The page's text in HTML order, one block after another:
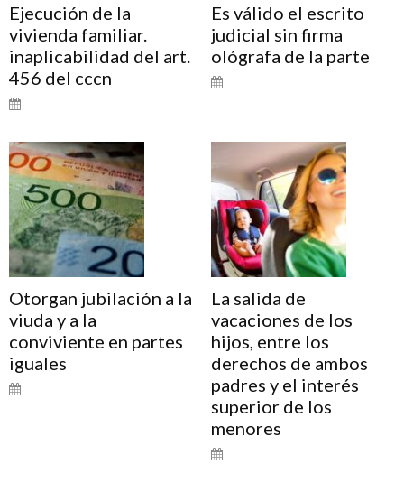
Ejecución de la
vivienda familiar.
inaplicabilidad del art.
456 del cccn
Es válido el escrito
judicial sin firma
ológrafa de la parte
Otorgan jubilación a la
viuda y a la
conviviente en partes
iguales
La salida de
vacaciones de los
hijos, entre los
derechos de ambos
padres y el interés
superior de los
menores